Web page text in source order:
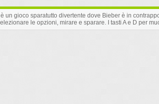
un gioco sparatutto divertente dove Bieber è in
le opzioni, mirare e sparare. I tasti A e D per